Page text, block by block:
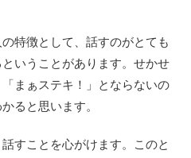
特徴として、話すのがとても
いうことがあります。せかせ
まぁステキ！」とならないの
ると思います。
すことを心がけます。このと